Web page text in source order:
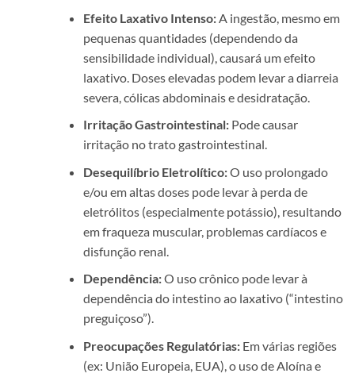
Efeito Laxativo Intenso:A ingestão, mesmo em
pequenas quantidades (dependendo da
sensibilidade individual), causará um efeito
laxativo. Doses elevadas podem levar a diarreia
severa, cólicas abdominais e desidratação.
Irritação Gastrointestinal:Pode causar
irritação no trato gastrointestinal.
Desequilíbrio Eletrolítico:O uso prolongado
e/ou em altas doses pode levar à perda de
eletrólitos (especialmente potássio), resultando
em fraqueza muscular, problemas cardíacos e
disfunção renal.
Dependência:O uso crônico pode levar à
dependência do intestino ao laxativo (“intestino
preguiçoso”).
Preocupações Regulatórias:Em várias regiões
(ex: União Europeia, EUA), o uso de Aloína e